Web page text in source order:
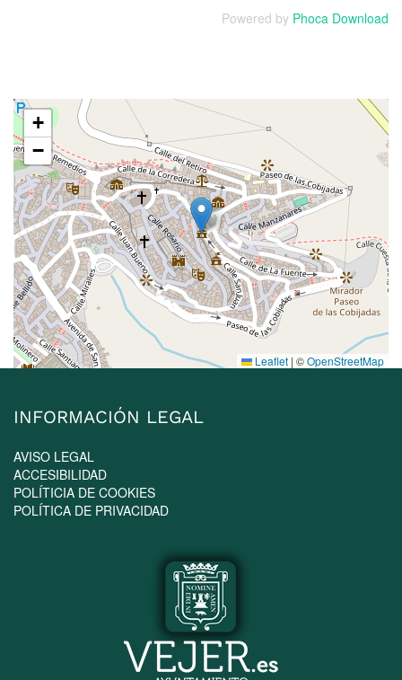
Powered by Phoca Download
+
−
Leaflet | ©OpenStreetMap
INFORMACIÓN LEGAL
AVISO LEGAL
ACCESIBILIDAD
POLÍTICIA DE COOKIES
POLÍTICA DE PRIVACIDAD